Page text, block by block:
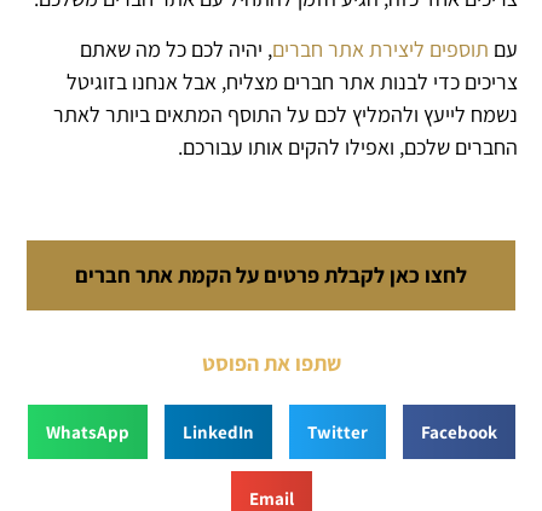
עם תוספים ליצירת אתר חברים, יהיה לכם כל מה שאתם
צריכים כדי לבנות אתר חברים מצליח, אבל אנחנו בזוגיטל
נשמח לייעץ ולהמליץ לכם על התוסף המתאים ביותר לאתר
החברים שלכם, ואפילו להקים אותו עבורכם.
לחצו כאן לקבלת פרטים על הקמת אתר חברים
שתפו את הפוסט
Facebook
Twitter
LinkedIn
WhatsApp
Email